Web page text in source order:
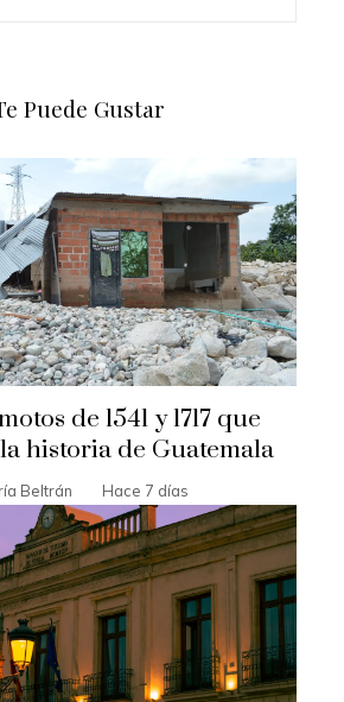
Puede Gustar
de 1541 y 1717 que
historia de Guatemala
Beltrán Hace 7 días